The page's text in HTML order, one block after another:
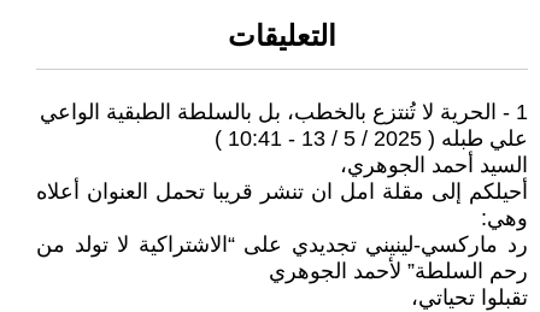
التعليقات
1 - الحرية لا تُنتزع بالخطب، بل بالسلطة الطبقية الواعي
علي طبله ( 2025 / 5 / 13 - 10:41 )
السيد أحمد الجوهري،
أحيلكم إلى مقلة امل ان تنشر قريبا تحمل العنوان أعلاه
وهي:
رد ماركسي-لينيني تجديدي على “الاشتراكية لا تولد من
رحم السلطة” لأحمد الجوهري
تقبلوا تحياتي،